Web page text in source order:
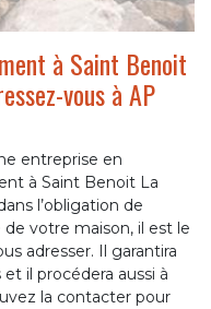
à Saint Benoit
vous à AP
entreprise en
à Saint Benoit La
l’obligation de
votre maison, il est le
adresser. Il garantira
il procédera aussi à
la contacter pour